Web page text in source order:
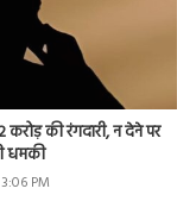
करोड़ की रंगदारी, न देने पर
धमकी
PM